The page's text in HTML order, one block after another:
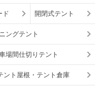
ド 開閉式テント
ングテント
場間仕切りテント
ント屋根・テント倉庫